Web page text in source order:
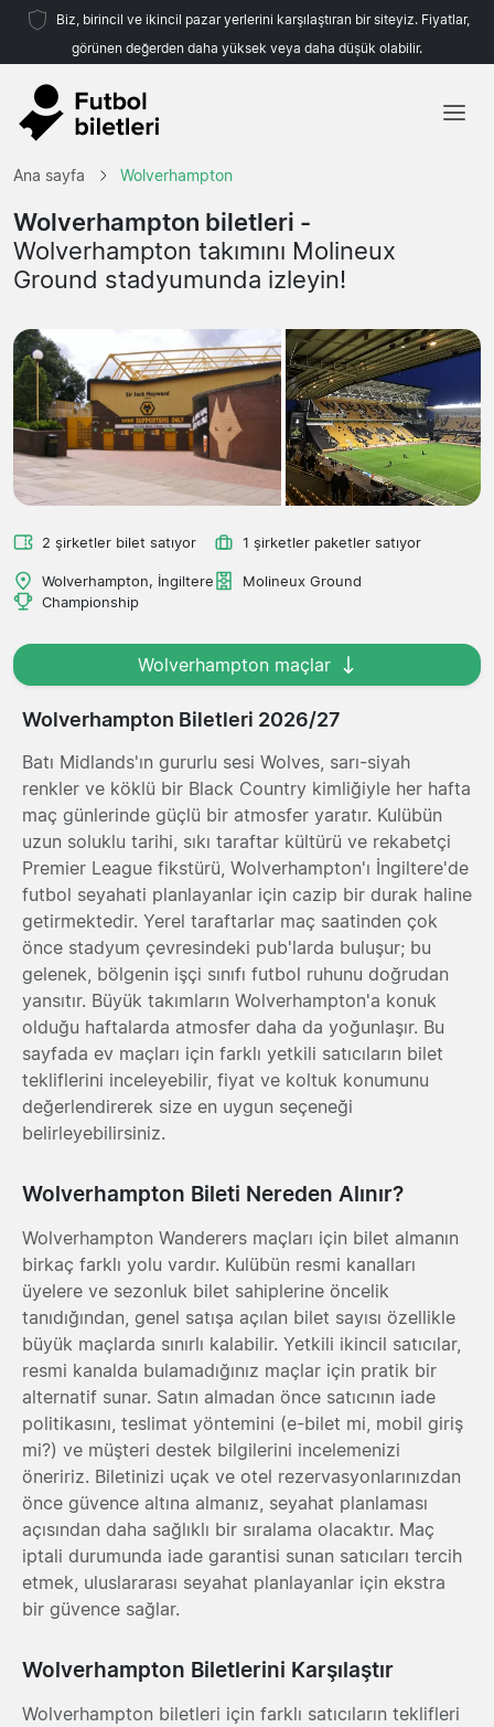
Biz, birincil ve ikincil pazar yerlerini karşılaştıran bir siteyiz. Fiyatlar,
görünen değerden daha yüksek veya daha düşük olabilir.
Ana sayfa
Takımlar
Ligler
Seyahat Acenteleri
Ana sayfa Wolverhampton
Wolverhampton biletleri -
Wolverhampton takımını Molineux
Ground stadyumunda izleyin!
2 şirketler bilet satıyor 1 şirketler paketler satıyor
Wolverhampton, İngiltere
Molineux Ground
Championship
Wolverhampton maçlar
Wolverhampton Biletleri 2026/27
Batı Midlands'ın gururlu sesi Wolves, sarı-siyah
renkler ve köklü bir Black Country kimliğiyle her hafta
maç günlerinde güçlü bir atmosfer yaratır. Kulübün
uzun soluklu tarihi, sıkı taraftar kültürü ve rekabetçi
Premier League fikstürü, Wolverhampton'ı İngiltere'de
futbol seyahati planlayanlar için cazip bir durak haline
getirmektedir. Yerel taraftarlar maç saatinden çok
önce stadyum çevresindeki pub'larda buluşur; bu
gelenek, bölgenin işçi sınıfı futbol ruhunu doğrudan
yansıtır. Büyük takımların Wolverhampton'a konuk
olduğu haftalarda atmosfer daha da yoğunlaşır. Bu
sayfada ev maçları için farklı yetkili satıcıların bilet
tekliflerini inceleyebilir, fiyat ve koltuk konumunu
değerlendirerek size en uygun seçeneği
belirleyebilirsiniz.
Wolverhampton Bileti Nereden Alınır?
Wolverhampton Wanderers maçları için bilet almanın
birkaç farklı yolu vardır. Kulübün resmi kanalları
üyelere ve sezonluk bilet sahiplerine öncelik
tanıdığından, genel satışa açılan bilet sayısı özellikle
büyük maçlarda sınırlı kalabilir. Yetkili ikincil satıcılar,
resmi kanalda bulamadığınız maçlar için pratik bir
alternatif sunar. Satın almadan önce satıcının iade
politikasını, teslimat yöntemini (e-bilet mi, mobil giriş
mi?) ve müşteri destek bilgilerini incelemenizi
öneririz. Biletinizi uçak ve otel rezervasyonlarınızdan
önce güvence altına almanız, seyahat planlaması
açısından daha sağlıklı bir sıralama olacaktır. Maç
iptali durumunda iade garantisi sunan satıcıları tercih
etmek, uluslararası seyahat planlayanlar için ekstra
bir güvence sağlar.
Wolverhampton Biletlerini Karşılaştır
Wolverhampton biletleri için farklı satıcıların teklifleri